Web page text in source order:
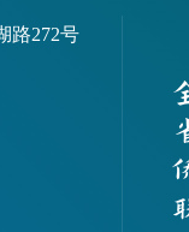
路272号